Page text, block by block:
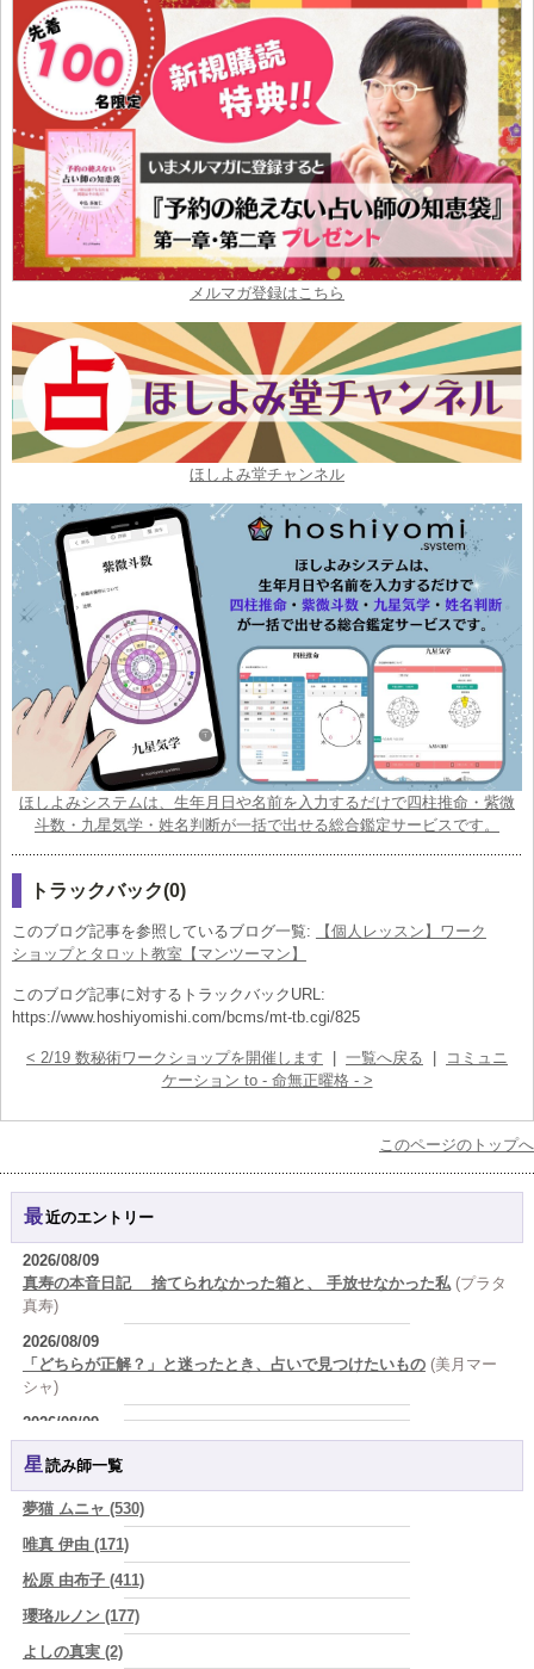
メルマガ登録はこちら
ほしよみ堂チャンネル
ほしよみシステムは、生年月日や名前を入力するだけで四柱推命・紫微
斗数・九星気学・姓名判断が一括で出せる総合鑑定サービスです。
トラックバック(0)
このブログ記事を参照しているブログ一覧:
【個人レッスン】ワーク
ショップとタロット教室【マンツーマン】
このブログ記事に対するトラックバックURL:
https://www.hoshiyomishi.com/bcms/mt-tb.cgi/825
< 2/19 数秘術ワークショップを開催します 一覧へ戻る
コミュニ
ケーション to - 命無正曜格 - >
このページのトップへ
最近のエントリー
2026/08/09
真寿の本音日記 捨てられなかった箱と、 手放せなかった私 (プラタ
真寿)
2026/08/09
「どちらが正解？」と迷ったとき、占いで見つけたいもの (美月マー
シャ)
2026/08/09
答えを急がない恋ほど、長く続く。 (唯真 伊由)
人生は、いつか終わるのだから未来への準備が今日を豊かにする
巳華 - Mamika -)
「母親になったら女は終わり』なんて誰が決めた？その言葉を信じた
瞬間から、あなたの人生は他人の脚本になっている」
2026/08/08
星読み師一覧
夢猫 ムニャ (530)
唯真 伊由 (171)
松原 由布子 (411)
瓔珞ルノン (177)
よしの真実 (2)